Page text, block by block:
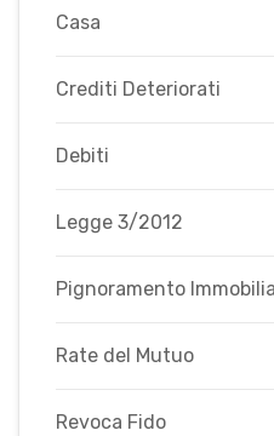
Casa
Crediti Deteriorati
Debiti
Legge 3/2012
Pignoramento
Rate del Mutuo
Revoca Fido